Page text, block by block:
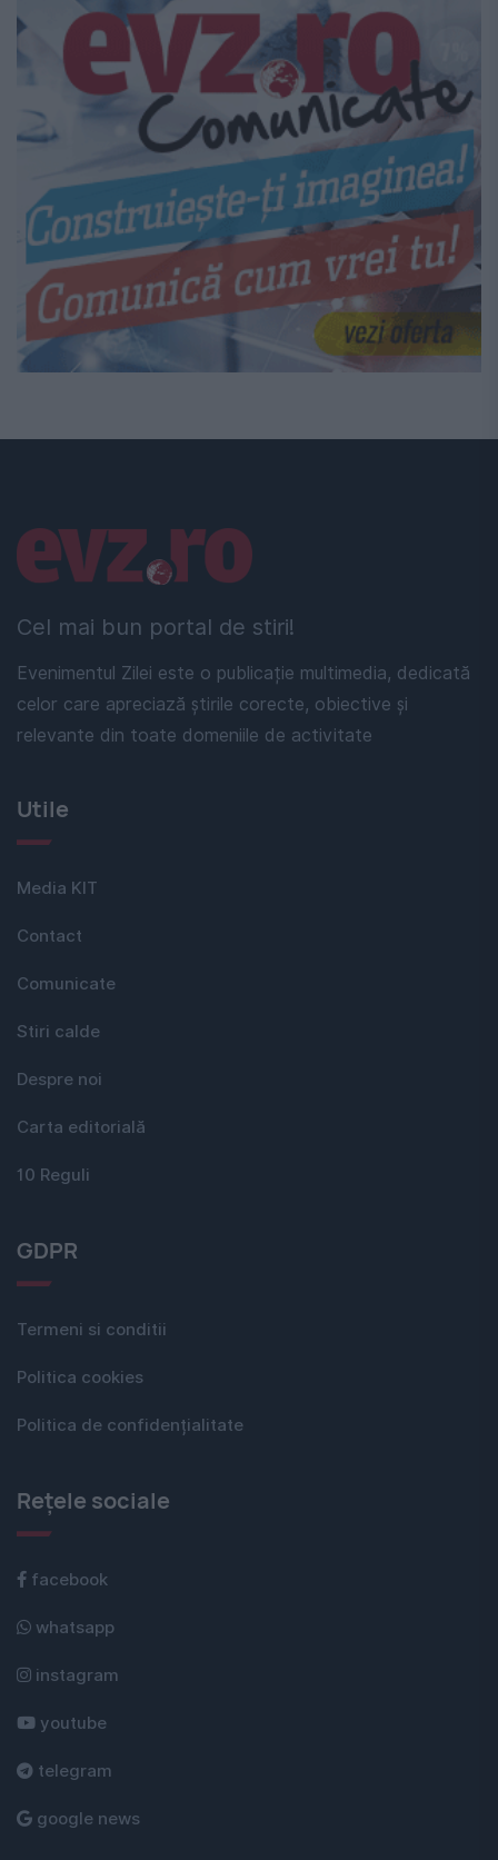
Cel mai bun portal de stiri!
Evenimentul Zilei este o publicație multimedia, dedicată
celor care apreciază știrile corecte, obiective și
relevante din toate domeniile de activitate
Linkuri utile
Utile
Media KIT
Contact
Comunicate
Stiri calde
Despre noi
Carta editorială
10 Reguli
GDPR
Termeni si conditii
Politica cookies
Politica de confidențialitate
Rețele sociale
facebook
whatsapp
instagram
youtube
telegram
google news